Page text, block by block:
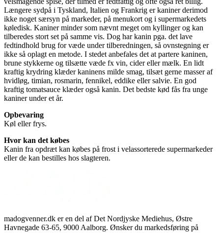
Længere sydpå i Tyskland, Italien og Frankrig er kaniner derimod
ikke noget særsyn på markeder, på menukort og i supermarkedets
køledisk. Kaniner minder som nævnt meget om kyllinger og kan
tilberedes stort set på samme vis. Dog har kanin pga. det lave
fedtindhold brug for væde under tilberedningen, så ovnstegning er
ikke så oplagt en metode. I stedet anbefales det at partere kaninen,
brune stykkerne og tilsætte væde fx vin, cider eller mælk. En lidt
kraftig krydring klæder kaninens milde smag, tilsæt gerne masser af
hvidløg, timian, rosmarin, fennikel, eddike eller salvie. En god
kraftig tomatsauce klæder også kanin. Det bedste kød fås fra unge
kaniner under et år.
Opbevaring
Køl eller frys.
Hvor kan det købes
Kanin fra opdræt kan købes på frost i velassorterede supermarkeder
eller de kan bestilles hos slagteren.
madogvenner.dk er en del af Det Nordjyske Mediehus, Østre
Havnegade 63-65, 9000 Aalborg. Ønsker du markedsføring på